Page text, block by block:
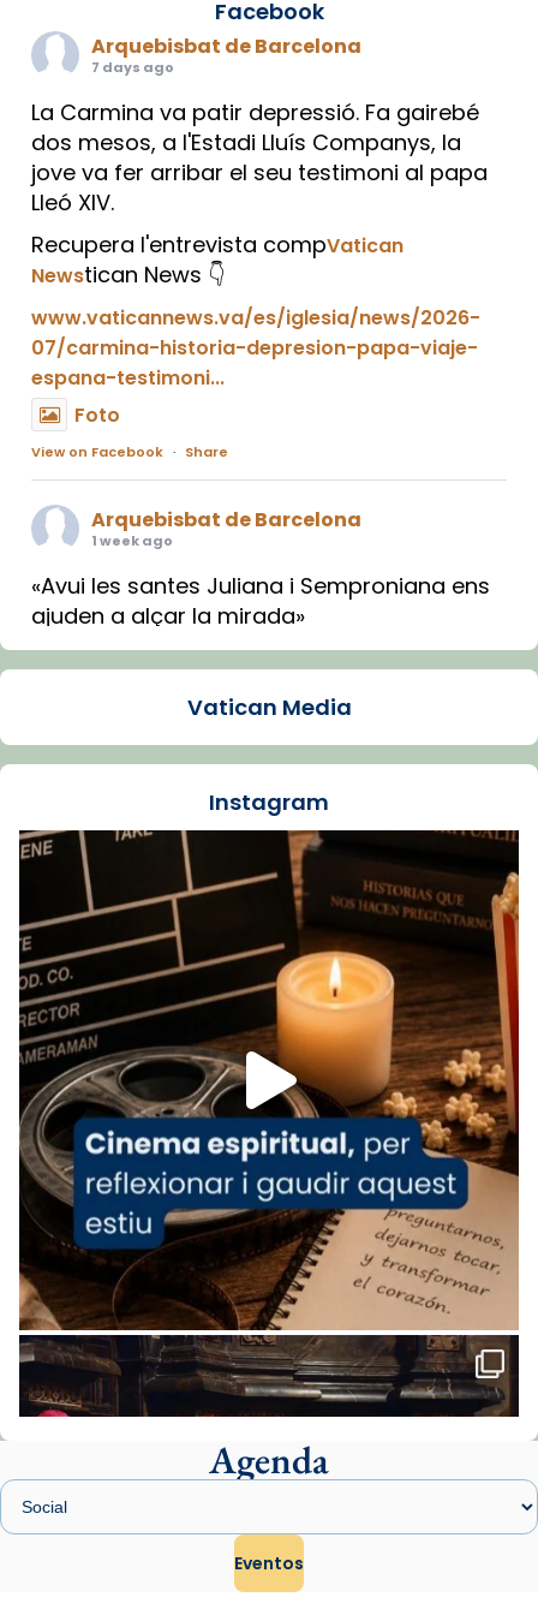
Facebook
Arquebisbat de Barcelona
7 days ago
La Carmina va patir depressió. Fa gairebé
dos mesos, a l'Estadi Lluís Companys, la
jove va fer arribar el seu testimoni al papa
Lleó XIV.
Recupera l'entrevista compVatican
Newstican News 👇
www.vaticannews.va/es/iglesia/news/2026-
07/carmina-historia-depresion-papa-viaje-
espana-testimoni...
Foto
View on Facebook · Share
Arquebisbat de Barcelona
1 week ago
«Avui les santes Juliana i Semproniana ens
ajuden a alçar la mirada»
Mons. Sergi Gordo, bisbe de Tortosa, ha
Santes de Mataró.
🔗tinyurl.com/cvu5jmbk
Foto
View on Facebook Share
Arquebisbat de Barcelonais at Catedral
de Barcelona.
1 week ago
Aquest dilluns, 27 de juliol, ha tingut lloc la
missa d’acció de gràcies en agraïment al
comitè organitzador de la visita apostòlica
del Sant Pare Lleó XIV a Barcelona, i als
col·laboradors, a la Catedral de Barcelona.
L’arquebisbe de Barcelona, el cardenal Joan
Josep Omella, ha presidit la missa i l’ha
concelebrat el bisbe auxiliar de Barcelona,
Mons. David Abadías.
📸 Dr. G. Simón
Foto
View on Facebook Share
Arquebisbat de Barcelona
1 week ago
Memòria de les santes Juliana i
Semproniana, verges i màrtirs.
Acompanyant la història de sant Cugat, a
Vatican Media
Instagram
Agenda
Eventos